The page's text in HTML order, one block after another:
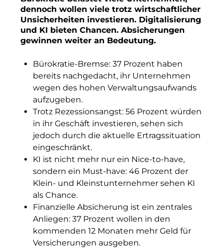
Finanzchef24
Frameworks
Gemeinde Hallbergmoos
Gemeinde Taufkirchen
Gesangskollektiv Michael Ritter
GWG Städtische Wohnungsgesellschaft
H2Global
Hallberger Kultursommer
HERZOG MAX
Hausbank München
Hotel Königshof München GmbH & Co. KG
dennoch wollen viele trotz wirtschaftlicher
Unsicherheiten investieren. Digitalisierung
und KI bieten Chancen. Absicherungen
gewinnen weiter an Bedeutung.
Bürokratie-Bremse: 37 Prozent haben
bereits nachgedacht, ihr Unternehmen
wegen des hohen Verwaltungsaufwands
aufzugeben.
Trotz Rezessionsangst: 56 Prozent würden
in ihr Geschäft investieren, sehen sich
jedoch durch die aktuelle Ertragssituation
eingeschränkt.
KI ist nicht mehr nur ein Nice-to-have,
sondern ein Must-have: 46 Prozent der
Klein- und Kleinstunternehmer sehen KI
als Chance.
Finanzielle Absicherung ist ein zentrales
Anliegen: 37 Prozent wollen in den
kommenden 12 Monaten mehr Geld für
Versicherungen ausgeben.